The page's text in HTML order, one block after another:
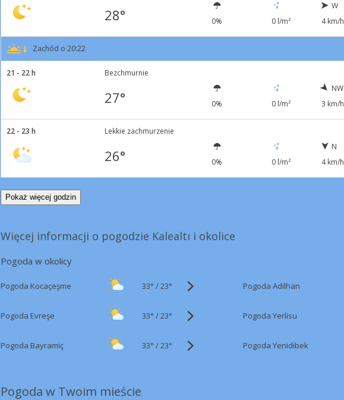
28° 0% 0 l/m²
W
4 km/h
Zachód o 20:22
21 - 22 h Bezchmurnie
27° 0% 0 l/m²
NW
3 km/h
22 - 23 h Lekkie zachmurzenie
26° 0% 0 l/m²
N
4 km/h
Pokaż więcej godzin
Więcej informacji o pogodzie Kalealtı i okolice
Pogoda w okolicy
Pogoda Kocaçeşme 33° /23° Pogoda Adilhan
Pogoda Evreşe 33° /23° Pogoda Yerlisu
Pogoda Bayramiç 33° /23° Pogoda Yenidibek
Pogoda w Twoim mieście